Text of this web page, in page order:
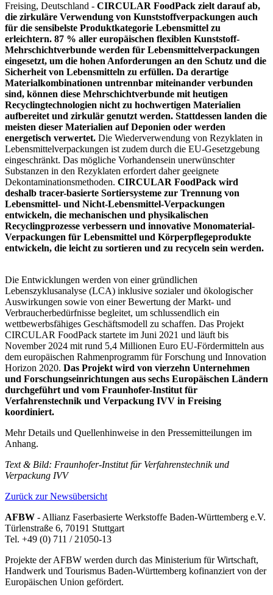
Freising, Deutschland - CIRCULAR FoodPack zielt darauf ab,
die zirkuläre Verwendung von Kunststoffverpackungen auch
für die sensibelste Produktkategorie Lebensmittel zu
erleichtern. 87 % aller europäischen flexiblen Kunststoff-
Mehrschichtverbunde werden für Lebensmittelverpackungen
eingesetzt, um die hohen Anforderungen an den Schutz und die
Sicherheit von Lebensmitteln zu erfüllen. Da derartige
Materialkombinationen untrennbar miteinander verbunden
sind, können diese Mehrschichtverbunde mit heutigen
Recyclingtechnologien nicht zu hochwertigen Materialien
aufbereitet und zirkulär genutzt werden. Stattdessen landen die
meisten dieser Materialien auf Deponien oder werden
energetisch verwertet. Die Wiederverwendung von Rezyklaten in
Lebensmittelverpackungen ist zudem durch die EU-Gesetzgebung
eingeschränkt. Das mögliche Vorhandensein unerwünschter
Substanzen in den Rezyklaten erfordert daher geeignete
Dekontaminationsmethoden. CIRCULAR FoodPack wird
deshalb tracer-basierte Sortiersysteme zur Trennung von
Lebensmittel- und Nicht-Lebensmittel-Verpackungen
entwickeln, die mechanischen und physikalischen
Recyclingprozesse verbessern und innovative Monomaterial-
Verpackungen für Lebensmittel und Körperpflegeprodukte
entwickeln, die leicht zu sortieren und zu recyceln sein werden.
Die Entwicklungen werden von einer gründlichen
Lebenszyklusanalyse (LCA) inklusive sozialer und ökologischer
Auswirkungen sowie von einer Bewertung der Markt- und
Verbraucherbedürfnisse begleitet, um schlussendlich ein
wettbewerbsfähiges Geschäftsmodell zu schaffen. Das Projekt
CIRCULAR FoodPack startete im Juni 2021 und läuft bis
November 2024 mit rund 5,4 Millionen Euro EU-Fördermitteln aus
dem europäischen Rahmenprogramm für Forschung und Innovation
Horizon 2020. Das Projekt wird von vierzehn Unternehmen
und Forschungseinrichtungen aus sechs Europäischen Ländern
durchgeführt und vom Fraunhofer-Institut für
Verfahrenstechnik und Verpackung IVV in Freising
koordiniert.
Mehr Details und Quellenhinweise in den Pressemitteilungen im
Anhang.
Text & Bild: Fraunhofer-Institut für Verfahrenstechnik und
Verpackung IVV
Zurück zur Newsübersicht
AFBW - Allianz Faserbasierte Werkstoffe Baden-Württemberg e.V.
Türlenstraße 6, 70191 Stuttgart
Tel. +49 (0) 711 / 21050-13
Projekte der AFBW werden durch das Ministerium für Wirtschaft,
Handwerk und Tourismus Baden-Württemberg kofinanziert von der
Europäischen Union gefördert.